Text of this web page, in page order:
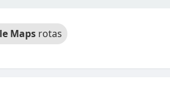
Maps rotas